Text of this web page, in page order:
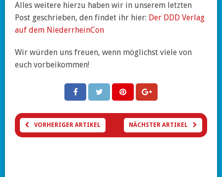
Alles weitere hierzu haben wir in unserem letzten
Post geschrieben, den findet ihr hier: Der DDD Verlag
auf dem NiederrheinCon
Wir würden uns freuen, wenn möglichst viele von
euch vorbeikommen!
VORHERIGER ARTIKEL NÄCHSTER ARTIKEL